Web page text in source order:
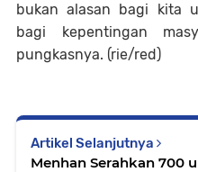
bukan alasan bagi kita
bagi kepentingan
pungkasnya. (rie/red)
Artikel Selanjutnya
Menhan Serahkan 700